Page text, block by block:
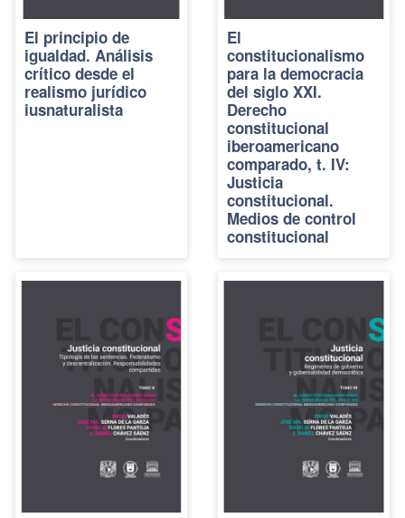
El principio de
igualdad. Análisis
crítico desde el
realismo jurídico
iusnaturalista
El
constitucionalismo
para la democracia
del siglo XXI.
Derecho
constitucional
iberoamericano
comparado, t. IV:
Justicia
constitucional.
Medios de control
constitucional